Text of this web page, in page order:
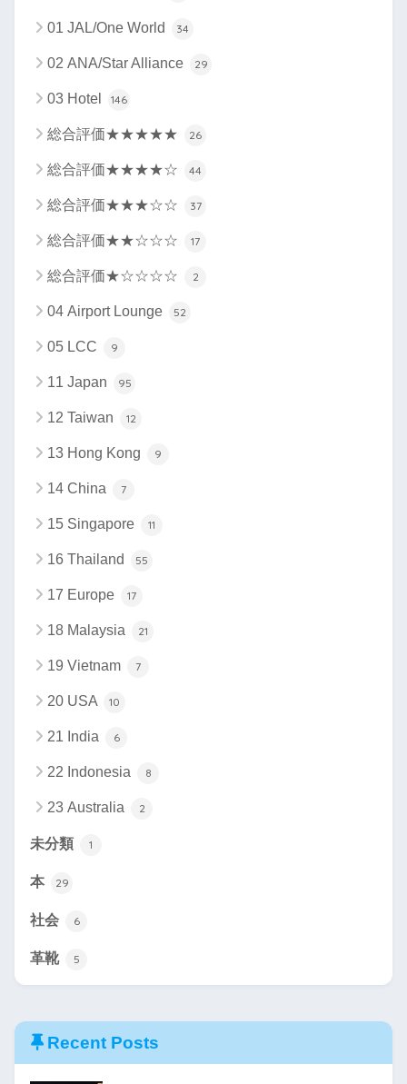
01 JAL/One World 34
02 ANA/Star Alliance 29
03 Hotel 146
総合評価★★★★★ 26
総合評価★★★★☆ 44
総合評価★★★☆☆ 37
総合評価★★☆☆☆ 17
総合評価★☆☆☆☆ 2
04 Airport Lounge 52
05 LCC 9
11 Japan 95
12 Taiwan 12
13 Hong Kong 9
14 China 7
15 Singapore 11
16 Thailand 55
17 Europe 17
18 Malaysia 21
19 Vietnam 7
20 USA 10
21 India 6
22 Indonesia 8
23 Australia 2
未分類 1
本 29
社会 6
革靴 5
Recent Posts